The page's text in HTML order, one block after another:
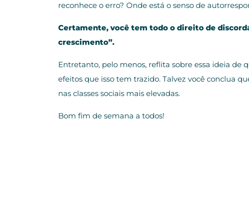
reconhece o erro? Onde está o senso de
Certamente, você tem todo o direito de
crescimento”.
Entretanto, pelo menos, reflita sobre essa ideia de
efeitos que isso tem trazido. Talvez você conclua
nas classes sociais mais elevadas.
Bom fim de semana a todos!